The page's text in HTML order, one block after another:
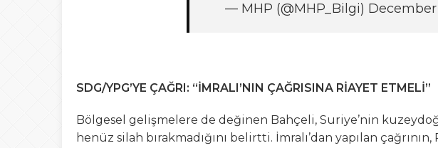
— MHP (@MHP_Bilgi) December
SDG/YPG’YE ÇAĞRI: “İMRALI’NIN ÇAĞRISINA RİAYET ETMELİ”
Bölgesel gelişmelere de değinen Bahçeli, Suriye’nin
henüz silah bırakmadığını belirtti. İmralı’dan yapılan